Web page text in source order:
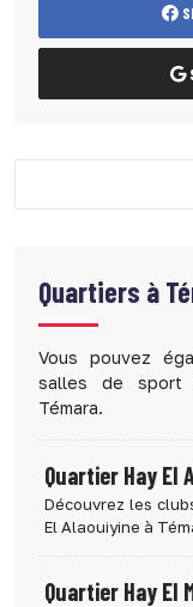
Quartiers à
Vous pouvez
salles de sport
Témara.
Quartier Hay El
Découvrez les
El Alaouiyine à
Quartier Hay El